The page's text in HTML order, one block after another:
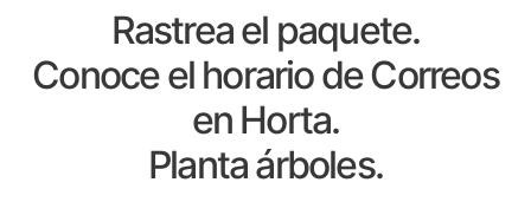
Rastrea el paquete.
Conoce el horario de Correos
en Horta.
Planta árboles.